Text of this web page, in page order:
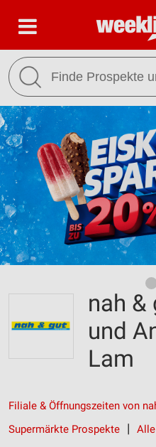
nah &
und
Lam
Filiale & Öffnungszeiten von
Supermärkte Prospekte